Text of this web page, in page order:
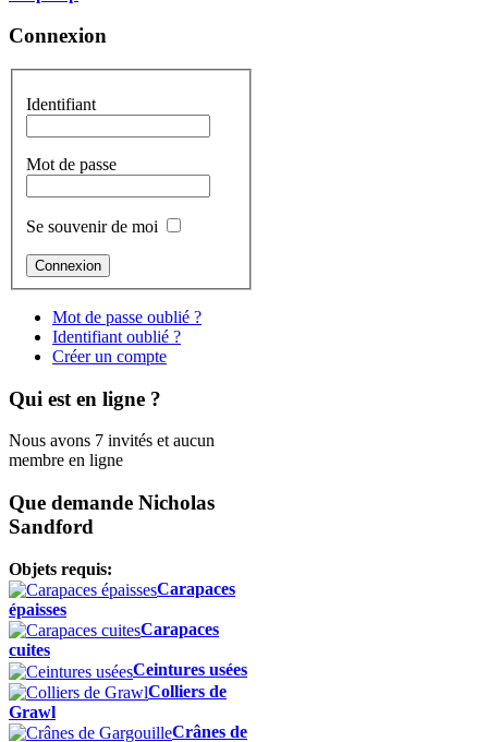
Connexion
Identifiant
Mot de passe
Se souvenir de moi
Mot de passe oublié ?
Identifiant oublié ?
Créer un compte
Qui est en ligne ?
Nous avons 7 invités et aucun
membre en ligne
Que demande Nicholas
Sandford
Objets requis:
Carapaces
épaisses
Carapaces
cuites
Ceintures usées
Colliers de
Grawl
Crânes de